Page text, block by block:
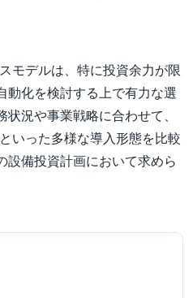
モデルは、特に投資余力が限
動化を検討する上で有力な選
況や事業戦略に合わせて、
いった多様な導入形態を比較
設備投資計画において求めら